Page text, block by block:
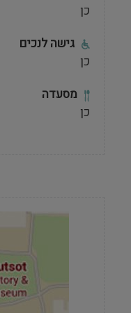
כן
גישה לנכים
כן
מסעדה
כן